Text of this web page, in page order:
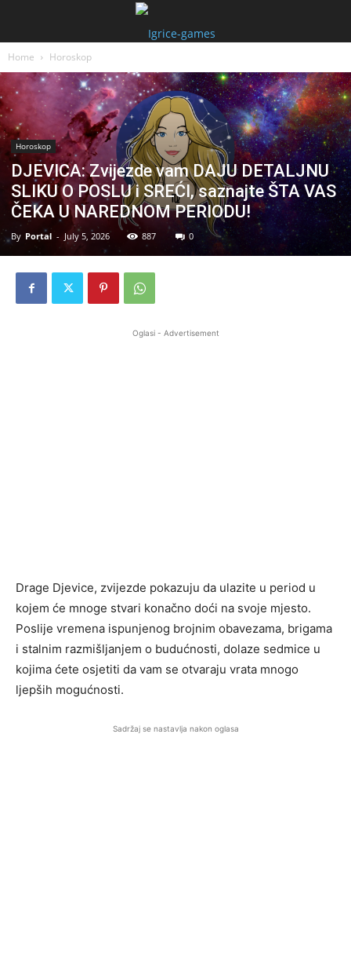
Home Horoskop
Horoskop
DJEVICA: Zvijezde vam DAJU DETALJNU
SLIKU O POSLU i SREĆI, saznajte ŠTA VAS
ČEKA U NAREDNOM PERIODU!
By Portal - July 5, 2026 887 0
Oglasi - Advertisement
Drage Djevice, zvijezde pokazuju da ulazite u period u
kojem će mnoge stvari konačno doći na svoje mjesto.
Poslije vremena ispunjenog brojnim obavezama, brigama
i stalnim razmišljanjem o budućnosti, dolaze sedmice u
kojima ćete osjetiti da vam se otvaraju vrata mnogo
ljepših mogućnosti.
Sadržaj se nastavlja nakon oglasa